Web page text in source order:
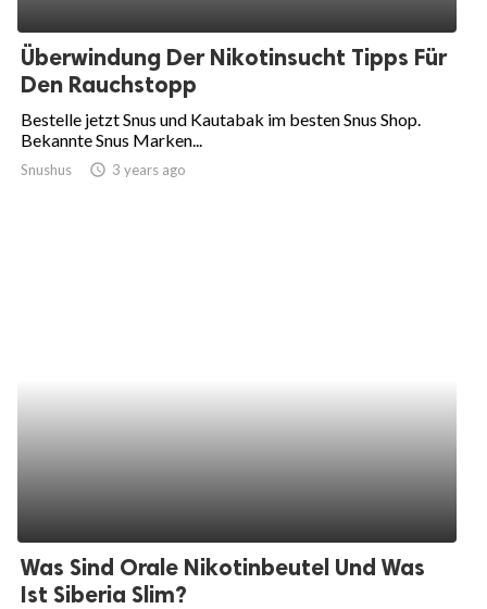
Überwindung Der Nikotinsucht Tipps Für
Den Rauchstopp
Bestelle jetzt Snus und Kautabak im besten Snus Shop.
Bekannte Snus Marken...
Snushus access_time 3 years ago
Was Sind Orale Nikotinbeutel Und Was
Ist Siberia Slim?